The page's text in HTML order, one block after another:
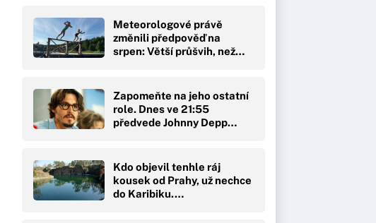
Meteorologové právě
změnili předpověď na
srpen: Větší průšvih, než…
Zapomeňte na jeho ostatní
role. Dnes ve 21:55
předvede Johnny Depp…
Kdo objevil tenhle ráj
kousek od Prahy, už nechce
do Karibiku.…